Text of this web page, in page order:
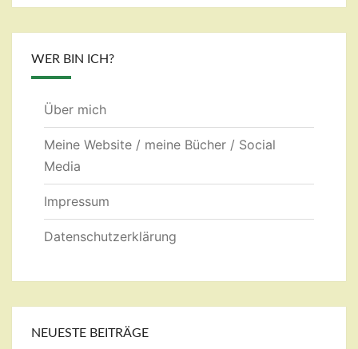
WER BIN ICH?
Über mich
Meine Website / meine Bücher / Social
Media
Impressum
Datenschutzerklärung
NEUESTE BEITRÄGE